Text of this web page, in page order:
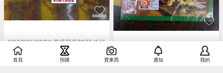
NS2/PS5/XBOX 賽博朋克2077 終極
版港版中文 全新未拆封 原裝原盒xbo
x版 歐版含往日之影DL
4,122 5,382
☆小王子電視遊樂器☆[全新]XBOX
印第安納瓊斯 古老之圈 中文版~台南
首頁 預購 賣東西 通知 我的